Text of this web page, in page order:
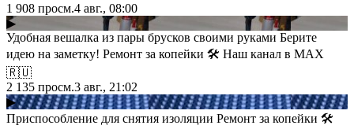
1 908 просм.4 авг., 08:00
▶
Удобная вешалка из пары брусков своими руками Берите
идею на заметку! Ремонт за копейки 🛠 Наш канал в МАХ
🇷🇺
2 135 просм.3 авг., 21:02
▶
Приспособление для снятия изоляции Ремонт за копейки 🛠